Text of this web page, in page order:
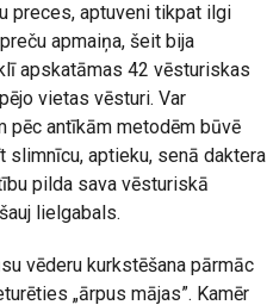
preces, aptuveni tikpat ilgi
apmaiņa, šeit bija
apskatāmas 42 vēsturiskas
vietas vēsturi. Var
pēc antīkām metodēm būvē
slimnīcu, aptieku, senā daktera
pilda sava vēsturiskā
lielgabals.
vēderu kurkstēšana pārmāc
„ārpus mājas”. Kamēr